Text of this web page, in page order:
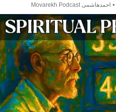
Movarekh Podcast احمدهاشمی •